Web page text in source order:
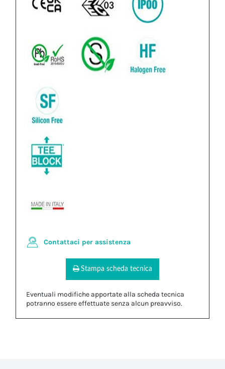
Contattaci per assistenza
Stampa scheda tecnica
Eventuali modifiche apportate alla scheda tecnica
potranno essere effettuate senza alcun preavviso.